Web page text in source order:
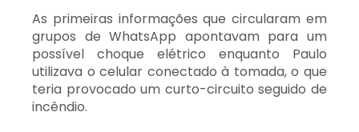
As primeiras informações que circularam em
grupos de WhatsApp apontavam para um
possível choque elétrico enquanto Paulo
utilizava o celular conectado à tomada, o que
teria provocado um curto-circuito seguido de
incêndio.